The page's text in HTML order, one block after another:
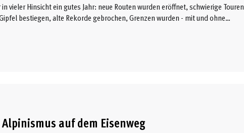
in vieler Hinsicht ein gutes Jahr: neue Routen wurden eröffnet, schwierige Touren
bestiegen, alte Rekorde gebrochen, Grenzen wurden - mit und ohne
auf dem Eisenweg